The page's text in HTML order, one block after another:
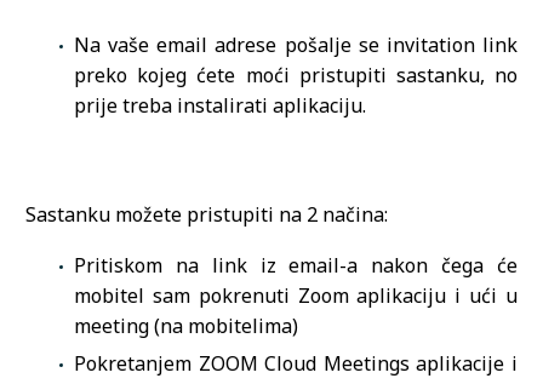
Na vaše email adrese pošalje se invitation link
preko kojeg ćete moći pristupiti sastanku, no
prije treba instalirati aplikaciju.
Sastanku možete pristupiti na 2 načina:
Pritiskom na link iz email-a nakon čega će
mobitel sam pokrenuti Zoom aplikaciju i ući u
meeting (na mobitelima)
Pokretanjem ZOOM Cloud Meetings aplikacije i